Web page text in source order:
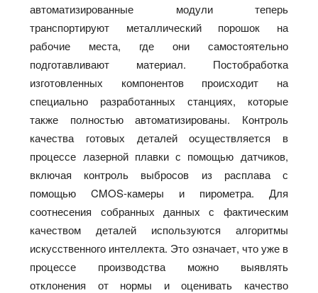
автоматизированные модули теперь
транспортируют металлический порошок на
рабочие места, где они самостоятельно
подготавливают материал. Постобработка
изготовленных компонентов происходит на
специально разработанных станциях, которые
также полностью автоматизированы. Контроль
качества готовых деталей осуществляется в
процессе лазерной плавки с помощью датчиков,
включая контроль выбросов из расплава с
помощью CMOS-камеры и пирометра. Для
соотнесения собранных данных с фактическим
качеством деталей используются алгоритмы
искусственного интеллекта. Это означает, что уже в
процессе производства можно выявлять
отклонения от нормы и оценивать качество